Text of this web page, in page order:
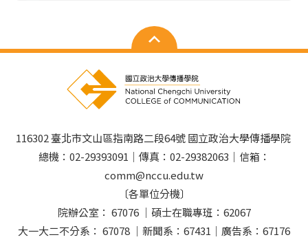
116302 臺北市文山區指南路二段64號 國立政治大學傳播學院
總機：02-29393091｜傳真：02-29382063｜信箱：
comm@nccu.edu.tw
〔各單位分機〕
院辦公室： 67076 ｜碩士在職專班：62067
大一大二不分系： 67078 ｜新聞系：67431｜廣告系：67176